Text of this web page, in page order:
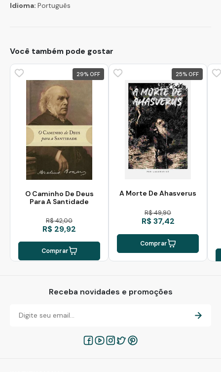
Idioma: Português
Você também pode gostar
29%
O Caminho De Deus
Para A Santidade
R$ 42,00
R$ 29,92
Comprar
25%
A Morte De Ahasverus
R$ 49,90
R$ 37,42
Comprar
Receba novidades e promoções